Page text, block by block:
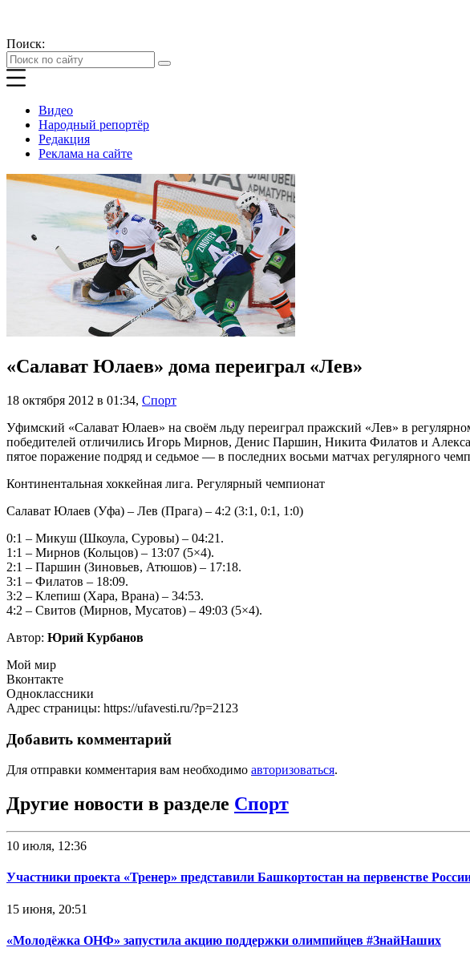
Поиск:
Видео
Народный репортёр
Редакция
Реклама на сайте
«Салават Юлаев» дома переиграл «Лев»
18 октября 2012 в 01:34, Спорт
Уфимский «Салават Юлаев» на своём льду переиграл пражский «Лев» в
победителей отличились Игорь Мирнов, Денис Паршин, Никита Филатов и
пятое поражение подряд и седьмое — в последних восьми матчах регулярного
Континентальная хоккейная лига. Регулярный чемпионат
Салават Юлаев (Уфа) – Лев (Прага) – 4:2 (3:1, 0:1, 1:0)
0:1 – Микуш (Шкоула, Суровы) – 04:21.
1:1 – Мирнов (Кольцов) – 13:07 (5×4).
2:1 – Паршин (Зиновьев, Атюшов) – 17:18.
3:1 – Филатов – 18:09.
3:2 – Клепиш (Хара, Врана) – 34:53.
4:2 – Свитов (Мирнов, Мусатов) – 49:03 (5×4).
Автор: Юрий Курбанов
Мой мир
Вконтакте
Одноклассники
Адрес страницы: https://ufavesti.ru/?p=2123
Добавить комментарий
Для отправки комментария вам необходимо авторизоваться.
Другие новости в разделе Спорт
10 июля, 12:36
Участники проекта «Тренер» представили Башкортостан на первенстве
15 июня, 20:51
«Молодёжка ОНФ» запустила акцию поддержки олимпийцев #ЗнайНаших